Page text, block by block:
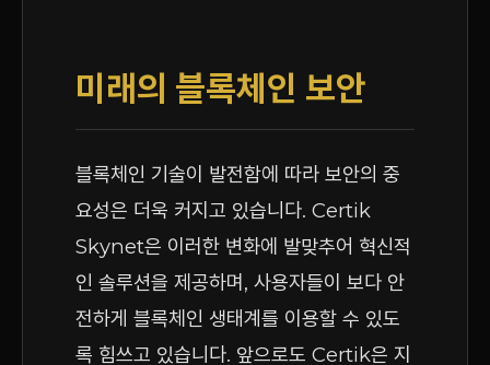
미래의 블록체인 보안
블록체인 기술이 발전함에 따라 보안의 중
요성은 더욱 커지고 있습니다. Certik
Skynet은 이러한 변화에 발맞추어 혁신적
인 솔루션을 제공하며, 사용자들이 보다 안
전하게 블록체인 생태계를 이용할 수 있도
록 힘쓰고 있습니다. 앞으로도 Certik은 지